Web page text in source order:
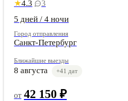
★4.3
3
5 дней / 4 ночи
Город отправления
Санкт-Петербург
Ближайшие выезды
8 августа +41 дат
от 42 150 ₽